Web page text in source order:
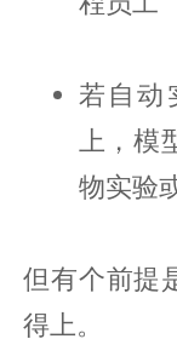
若自动
上，
物实验
但有个前提
得上。